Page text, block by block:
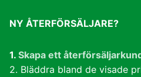
NY ÅTERFÖRSÄLJARE?
1. Skapa ett
2. Bläddra bland de visade